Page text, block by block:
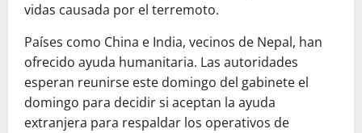
vidas causada por el terremoto.
Países como China e India, vecinos de Nepal, han
ofrecido ayuda humanitaria. Las autoridades
esperan reunirse este domingo del gabinete el
domingo para decidir si aceptan la ayuda
extranjera para respaldar los operativos de